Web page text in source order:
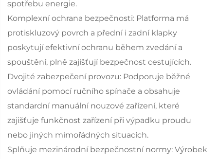
spotřebu energie.
Komplexní ochrana bezpečnosti: Platforma má
protiskluzový povrch a přední i zadní klapky
poskytují efektivní ochranu během zvedání a
spouštění, plně zajišťují bezpečnost cestujících.
Dvojité zabezpečení provozu: Podporuje běžné
ovládání pomocí ručního spínače a obsahuje
standardní manuální nouzové zařízení, které
zajišťuje funkčnost zařízení při výpadku proudu
nebo jiných mimořádných situacích.
Splňuje mezinárodní bezpečnostní normy: Výrobek